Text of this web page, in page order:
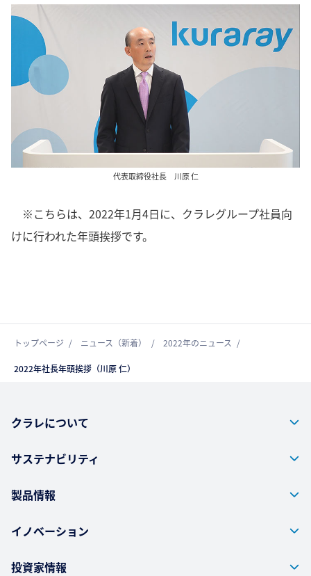
代表取締役社長 川原 仁
※こちらは、2022年1月4日に、クラレグループ社員向
けに行われた年頭挨拶です。
トップページ ニュース（新着） 2022年のニュース
2022年社長年頭挨拶（川原 仁）
クラレについて
サステナビリティ
製品情報
イノベーション
投資家情報